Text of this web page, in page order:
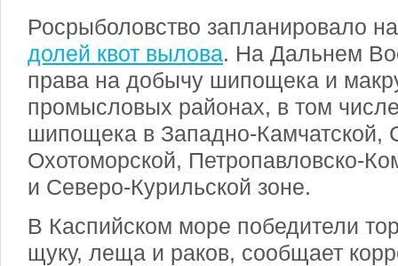
Росрыболовство запланировало
долей квот вылова. На Дальнем
права на добычу шипощека и
промысловых районах, в том
шипощека в Западно-Камчатской,
Охотоморской, Петропавловско-
и Северо-Курильской зоне.
В Каспийском море победители
щуку, леща и раков, сообщает